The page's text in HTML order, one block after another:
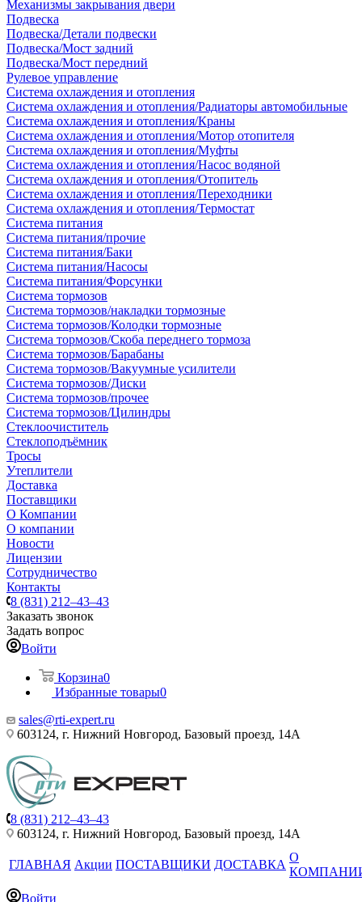
Механизмы закрывания двери
Подвеска
Подвеска/Детали подвески
Подвеска/Мост задний
Подвеска/Мост передний
Рулевое управление
Система охлаждения и отопления
Система охлаждения и отопления/Радиаторы автомобильные
Система охлаждения и отопления/Краны
Система охлаждения и отопления/Мотор отопителя
Система охлаждения и отопления/Муфты
Система охлаждения и отопления/Насос водяной
Система охлаждения и отопления/Отопитель
Система охлаждения и отопления/Переходники
Система охлаждения и отопления/Термостат
Система питания
Система питания/прочие
Система питания/Баки
Система питания/Насосы
Система питания/Форсунки
Система тормозов
Система тормозов/накладки тормозные
Система тормозов/Колодки тормозные
Система тормозов/Скоба переднего тормоза
Система тормозов/Барабаны
Система тормозов/Вакуумные усилители
Система тормозов/Диски
Система тормозов/прочее
Система тормозов/Цилиндры
Стеклоочиститель
Стеклоподъёмник
Тросы
Утеплители
Доставка
Поставщики
О Компании
О компании
Новости
Лицензии
Сотрудничество
Контакты
8 (831) 212–43–43
Заказать звонок
Задать вопрос
Войти
Корзина0
Избранные товары0
sales@rti-expert.ru
603124, г. Нижний Новгород, Базовый проезд, 14А
8 (831) 212–43–43
603124, г. Нижний Новгород, Базовый проезд, 14А
ГЛАВНАЯ Акции ПОСТАВЩИКИ ДОСТАВКА
О
Войти